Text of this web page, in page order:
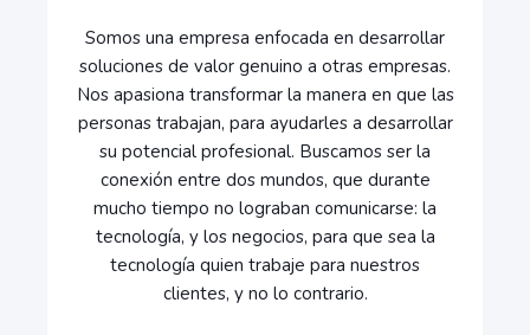
Somos una empresa enfocada en desarrollar
soluciones de valor genuino a otras empresas.
Nos apasiona transformar la manera en que las
personas trabajan, para ayudarles a desarrollar
su potencial profesional. Buscamos ser la
conexión entre dos mundos, que durante
mucho tiempo no lograban comunicarse: la
tecnología, y los negocios, para que sea la
tecnología quien trabaje para nuestros
clientes, y no lo contrario.